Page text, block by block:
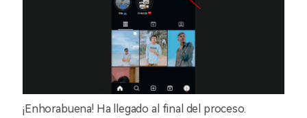
¡Enhorabuena! Ha llegado al final del proceso.